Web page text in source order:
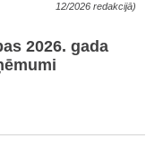
12/2026 redakcijā)
2026. gada